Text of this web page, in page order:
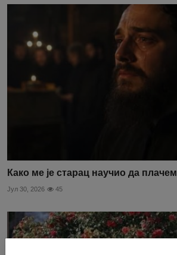
Како ме је старац научио да плачем
Јул 30, 2026 45